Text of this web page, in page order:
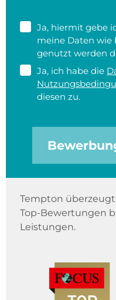
Ja, hiermit gebe
meine Daten wie
genutzt werden
Ja, ich habe die
diesen zu.
Tempton
Top-Bewertungen
Leistungen.